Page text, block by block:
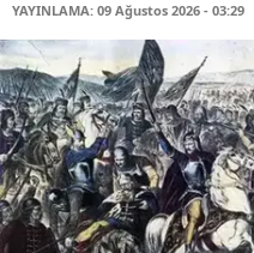
YAYINLAMA: 09 Ağustos 2026 - 03:29